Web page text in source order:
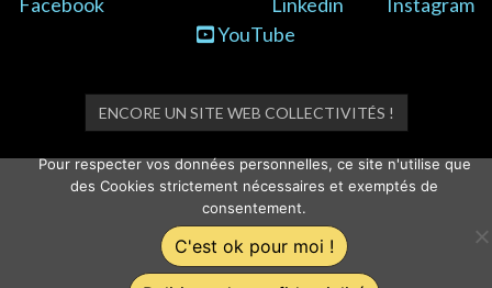
YouTube
ENCORE UN SITE WEB COLLECTIVITÉS !
Pour respecter vos données personnelles, ce site n'utilise que
des Cookies strictement nécessaires et exemptés de
consentement.
C'est ok pour moi !